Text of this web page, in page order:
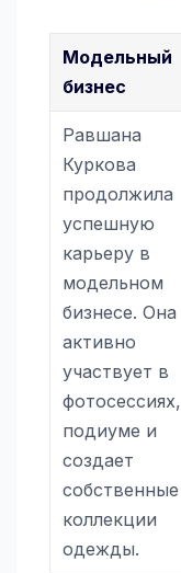
Модельный
бизнес
Равшана
Куркова
продолжила
успешную
карьеру в
модельном
бизнесе. Она
активно
участвует в
фотосессиях,
подиуме и
создает
собственные
коллекции
одежды.